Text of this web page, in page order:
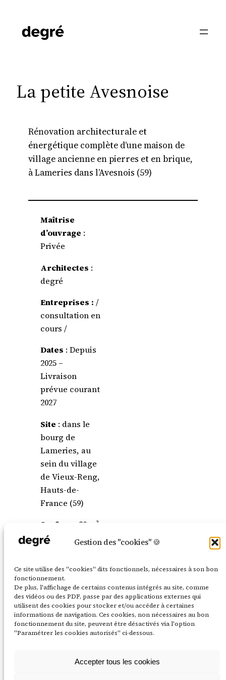
Gestion des "cookies" 🍪
Ce site utilise des "cookies" dits fonctionnels, nécessaires à son bon
fonctionnement.
De plus, l'affichage de certains contenus intégrés au site, comme
des vidéos ou des PDF, passe par des applications externes qui
utilisent des cookies pour stocker et/ou accéder à certaines
informations de navigation. Ces cookies, non nécessaires au bon
fonctionnement du site, peuvent être désactivés via l'option
"Paramétrer les cookies autorisés" ci-dessous.
Accepter tous les cookies
contenu
La petite Avesnoise
Rénovation architecturale et
énergétique complète d’une maison de
village ancienne en pierres et en brique,
à Lameries dans l’Avesnois (59)
Maîtrise
d’ouvrage :
Privée
Architectes :
degré
Entreprises : /
consultation en
cours /
Dates : Depuis
2025 –
Livraison
prévue courant
2027
Site : dans le
bourg de
Lameries, au
sein du village
de Vieux-Reng,
Hauts-de-
France (59)
Surface :
80 m²